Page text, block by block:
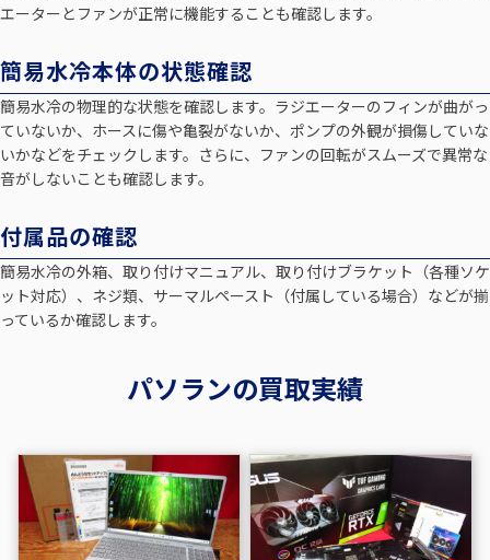
エーターとファンが正常に機能することも確認します。
簡易水冷本体の状態確認
簡易水冷の物理的な状態を確認します。ラジエーターのフィンが曲がっ
ていないか、ホースに傷や亀裂がないか、ポンプの外観が損傷していな
いかなどをチェックします。さらに、ファンの回転がスムーズで異常な
音がしないことも確認します。
付属品の確認
簡易水冷の外箱、取り付けマニュアル、取り付けブラケット（各種ソケ
ット対応）、ネジ類、サーマルペースト（付属している場合）などが揃
っているか確認します。
パソランの買取実績